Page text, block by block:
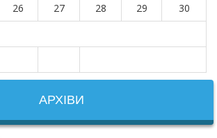
26 27 28 29
30
АРХІВИ